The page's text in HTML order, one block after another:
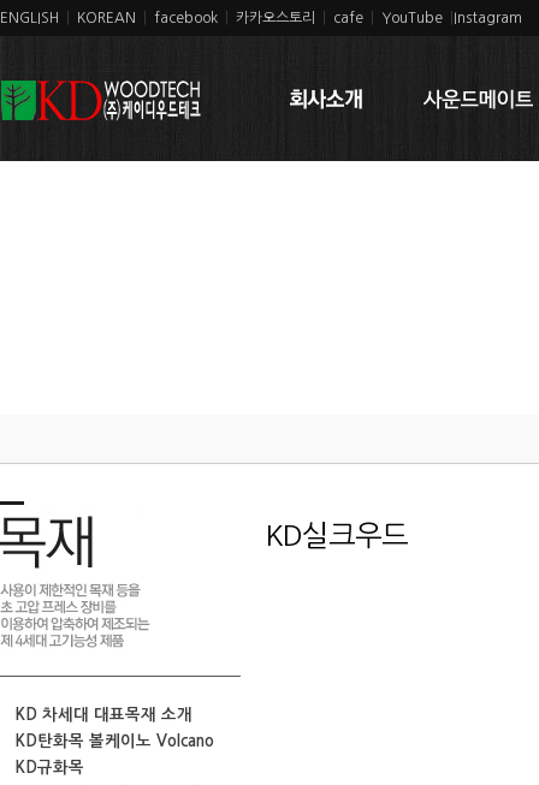
ENGLISH KOREAN facebook 카카오스토리 cafe YouTube Instagram
KD 차세대 대표목재 소개
KD탄화목 볼케이노 Volcano
KD규화목
KD실크우드